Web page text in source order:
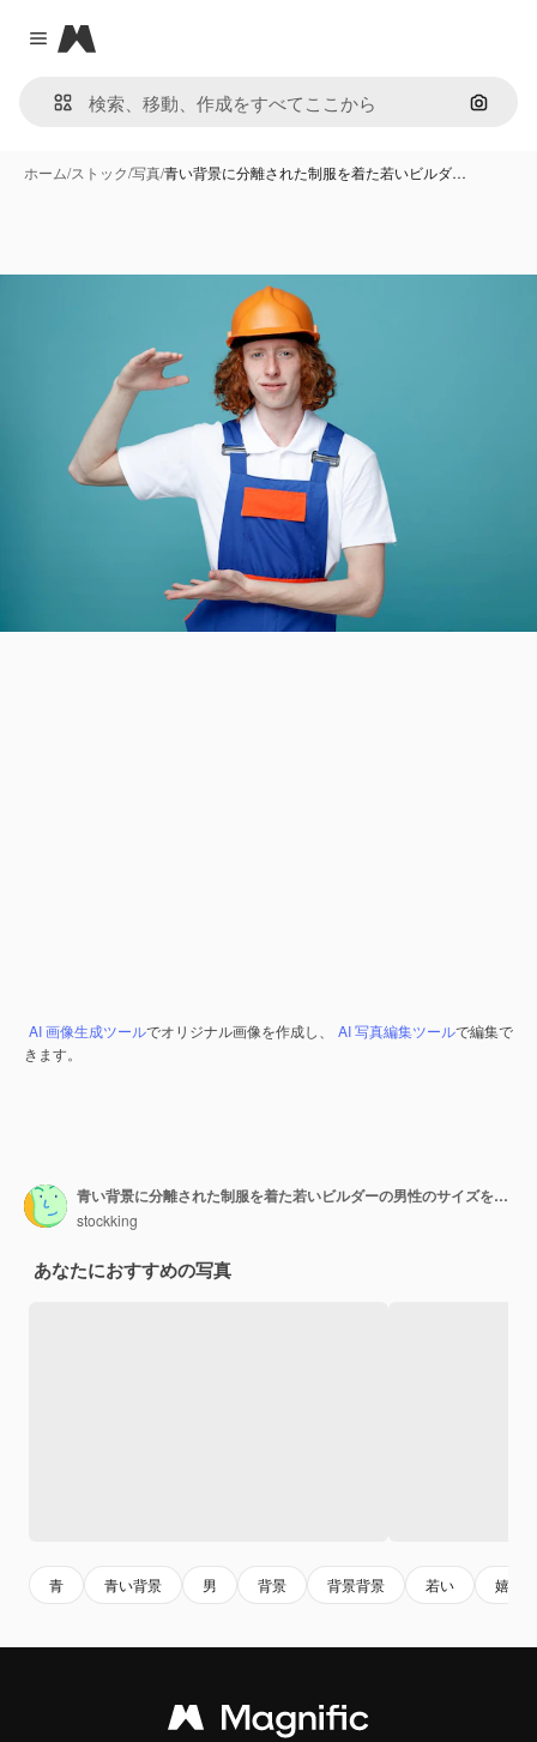
Close menu
Magnific
画像で
ホーム/ストック/写真/青い背景に分離された制服を着た若いビルダ…
AI 画像生成ツールでオリジナル画像を作成し、 AI 写真編集ツールで編集で
きます。
青い背景に分離された制服を着た若いビルダーの男性のサイズを示して喜んでいます
stockking
あなたにおすすめの写真
青 青い背景 男 背景 背景背景 若い 嬉しい